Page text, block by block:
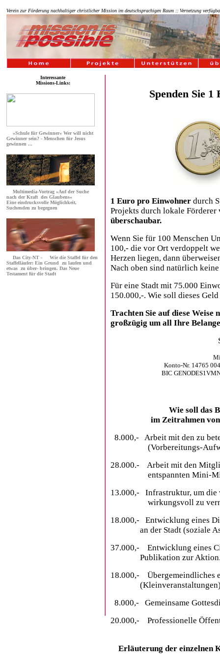
Verein zur Förderung nachhaltiger christlicher Mission im deutschsprachigen Raum :: Vernetzung
Interessante
Missions-Links:
»Schule für Gewinner« Wer will nicht
Gewinner sein? - Menschen für Jesus
gewinnen ...
Multimedia-Vortrag »Auf der Suche
nach der Kraft des Glaubens«
Eine eindrucksvolle Möglichkeit,
Suchenden zu begegnen
Das City-NT - Wie die Staffel für den
Staffelläufer: Ein Grund zu laufen und
etwas zu über- bringen. Das Neue
Testament für die Stadt
Spenden Sie
1 Euro pro Einwohner durch
Projekts durch lokale Förderer
überschaubar.
Wenn Sie für 100 Menschen
100,- die vor Ort verdoppelt
Herzen liegen, dann
Nach oben sind natürlich
Für eine Stadt mit 75.000
150.000,-. Wie soll dieses
Trachten Sie auf diese Weise
großzügig um all Ihre
Konto-Nr. 14765
BIC
Wie soll das
im Zeitrahmen
8.000,- Arbeit mit den zu
(Vorbereitungs-
28.000.- Arbeit mit den
entspannten Mini-
13.000,- Infrastruktur, um die
wirkungsvoll zu
18.000,- Entwicklung eines
an der Stadt (soziale
37.000,- Entwicklung eines
Publikation zur
18.000,- Übergemeindliches
8.000,- Gemeinsame
20.000,- Professionelle
Erläuterung der einzelnen